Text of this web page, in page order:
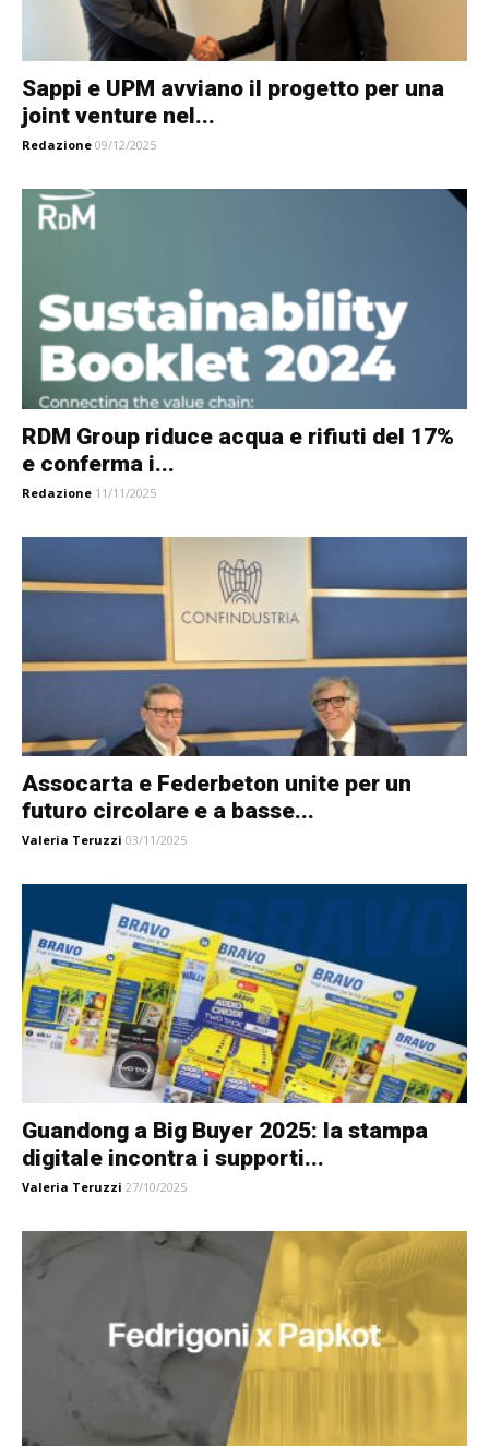
Sappi e UPM avviano il progetto per una
joint venture nel...
Redazione 09/12/2025
RDM Group riduce acqua e rifiuti del 17%
e conferma i...
Redazione 11/11/2025
Assocarta e Federbeton unite per un
futuro circolare e a basse...
Valeria Teruzzi 03/11/2025
Guandong a Big Buyer 2025: la stampa
digitale incontra i supporti...
Valeria Teruzzi 27/10/2025